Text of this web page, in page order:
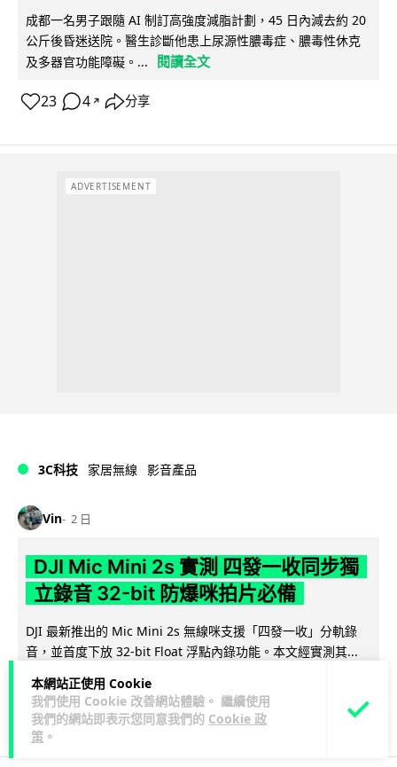
本網站正使用 Cookie
我們使用 Cookie 改善網站體驗。 繼續使用
我們的網站即表示您同意我們的 Cookie 政
策 。
成都一名男子跟隨 AI 制訂高強度減脂計劃，45 日內減去約 20
公斤後昏迷送院。醫生診斷他患上尿源性膿毒症、膿毒性休克
及多器官功能障礙。...
閱讀全文
23 4 ↗ 分享
ADVERTISEMENT
3C科技 家居無線 影音產品
Vin 2 日
DJI Mic Mini 2s 實測 四發一收同步獨
立錄音 32-bit 防爆咪拍片必備
DJI 最新推出的 Mic Mini 2s 無線咪支援「四發一收」分軌錄
音，並首度下放 32-bit Float 浮點內錄功能。本文經實測其...
閱讀全文
251 1↗ 分享